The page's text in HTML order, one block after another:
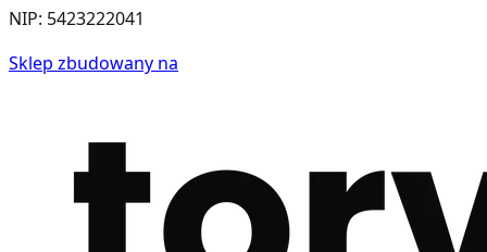
NIP: 5423222041
Sklep zbudowany na